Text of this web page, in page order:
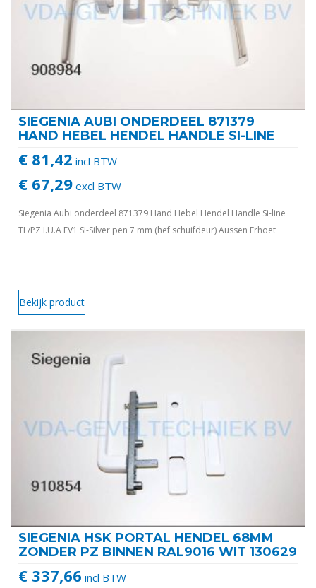
SIEGENIA AUBI ONDERDEEL 871379
HAND HEBEL HENDEL HANDLE SI-LINE
€ 81,42 incl BTW
€ 67,29 excl BTW
Siegenia Aubi onderdeel 871379 Hand Hebel Hendel Handle Si-line
TL/PZ I.U.A EV1 SI-Silver pen 7 mm (hef schuifdeur) Aussen Erhoet
Bekijk product
SIEGENIA HSK PORTAL HENDEL 68MM
ZONDER PZ BINNEN RAL9016 WIT 130629
€ 337,66 incl BTW